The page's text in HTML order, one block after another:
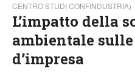
CENTRO STUDI CONFINDUSTRIA)
L’impatto della
ambientale
d’impresa